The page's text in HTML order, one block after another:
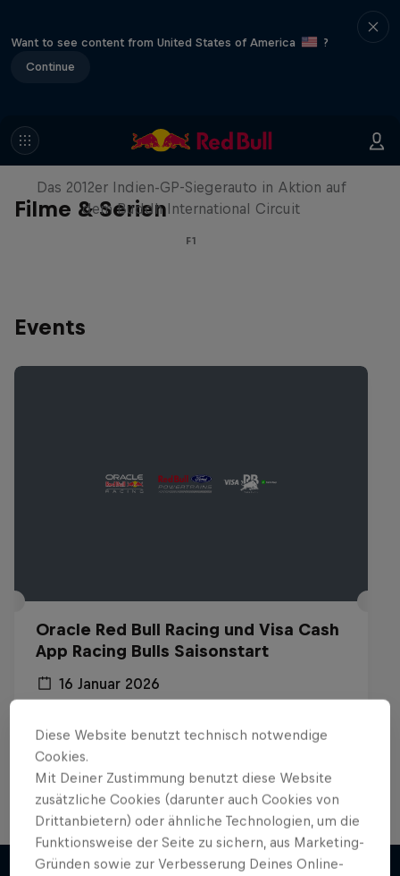
Want to see content from United States of America
?
Continue
Filme & Serien
Formel-1-Auto kehrt nach Indien
zurück
Das 2012er Indien-GP-Siegerauto in Aktion auf
dem Buddh International Circuit
F1
Events
Oracle Red Bull Racing und Visa Cash
App Racing Bulls Saisonstart
16 Januar 2026
The Clip Show
Diese Website benutzt technisch notwendige
Cookies.
Mit Deiner Zustimmung benutzt diese Website
zusätzliche Cookies (darunter auch Cookies von
Drittanbietern) oder ähnliche Technologien, um die
Funktionsweise der Seite zu sichern, aus Marketing-
Gründen sowie zur Verbesserung Deines Online-